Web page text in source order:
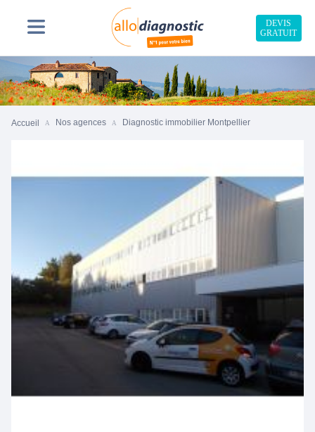
DEVIS
GRATUIT
Accueil Nos agences Diagnostic immobilier Montpellier